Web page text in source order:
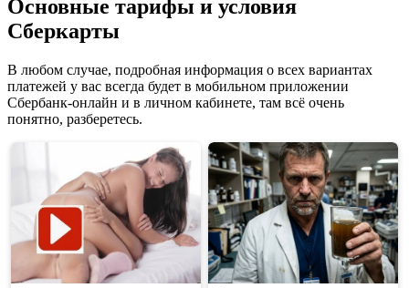
Основные тарифы и условия
Сберкарты
В любом случае, подробная информация о всех вариантах
платежей у вас всегда будет в мобильном приложении
Сбербанк-онлайн и в личном кабинете, там всё очень
понятно, разберетесь.